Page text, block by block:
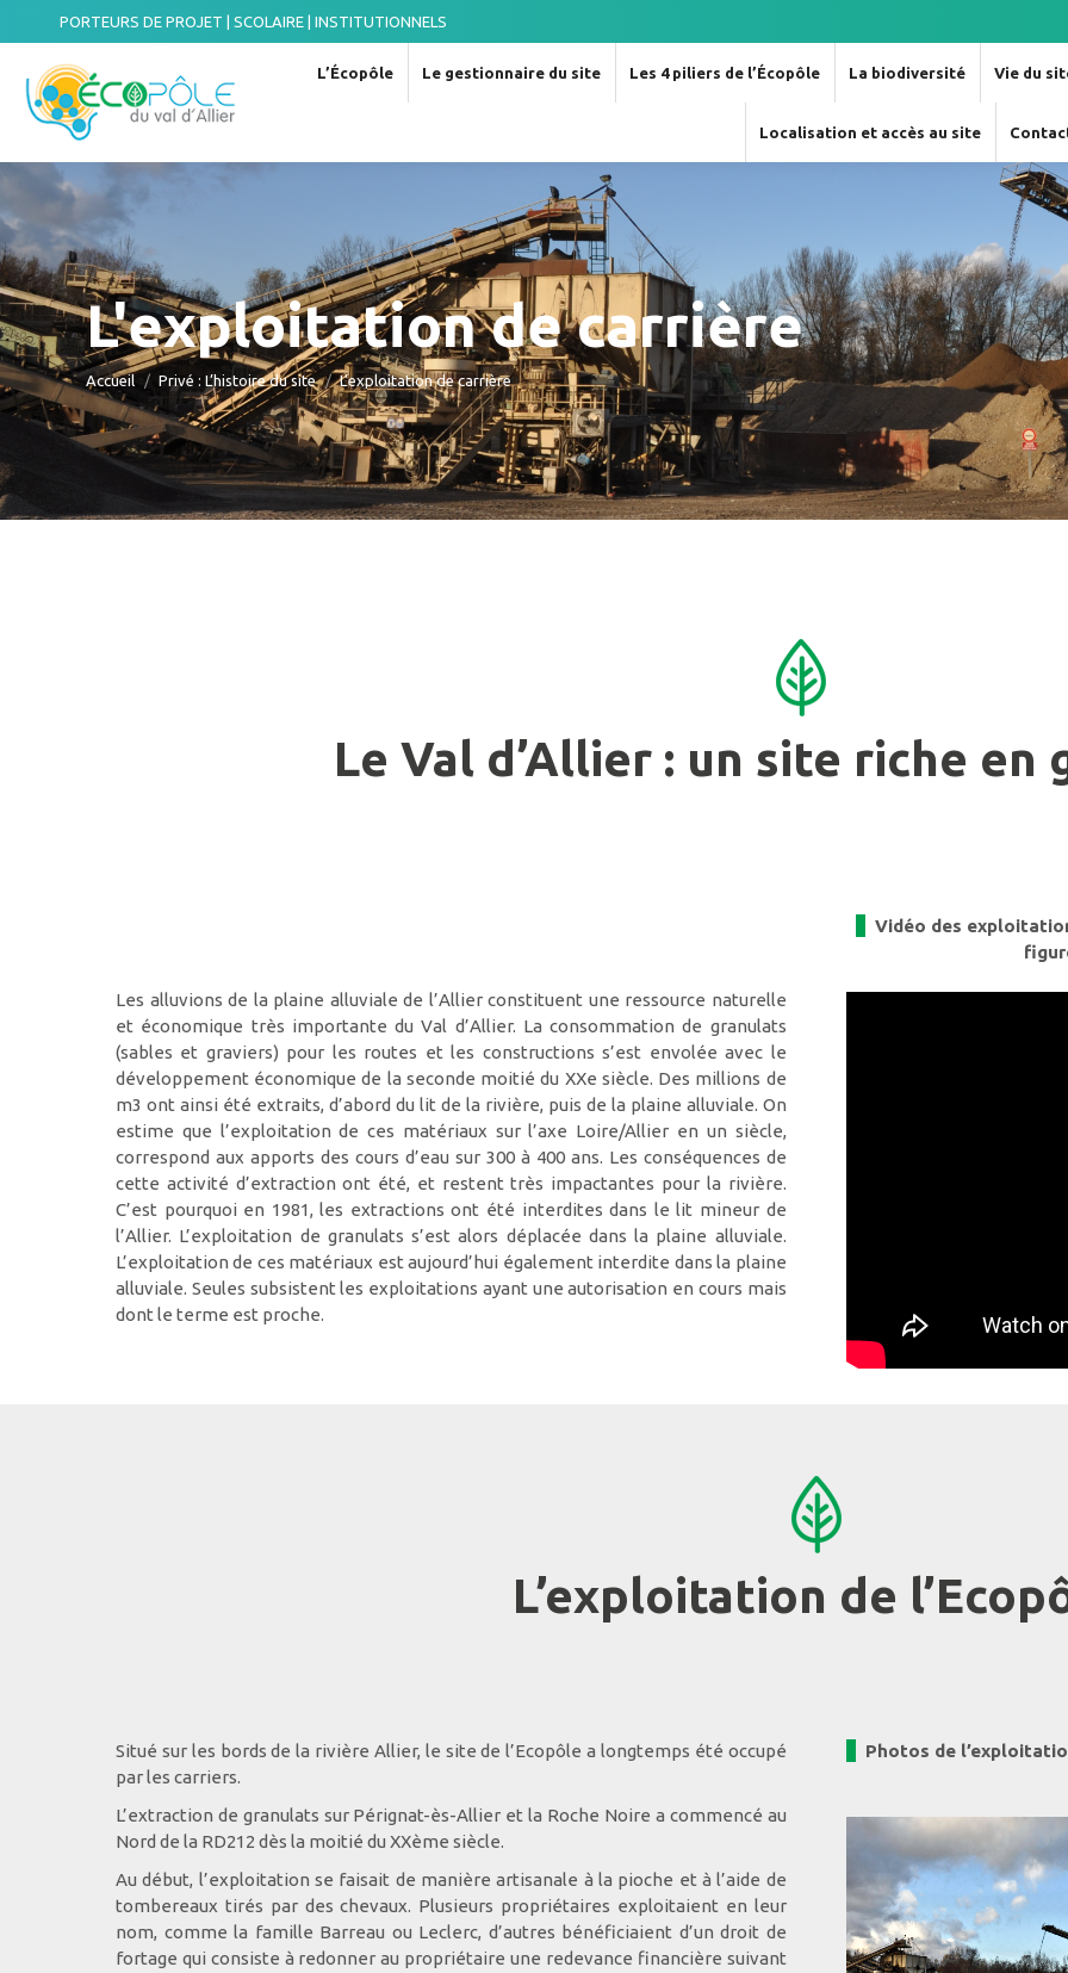
PORTEURS DE PROJET | SCOLAIRE | INSTITUTIONNELS
L’Écopôle Le gestionnaire du site Les 4 piliers de l’Écopôle La biodiversité Vie du
Localisation et accès au site
L'exploitation de carrière
Vous êtes ici :
Accueil Privé : L’histoire du site L’exploitation de carrière
Le Val d’Allier : un site riche en
Les alluvions de la plaine alluviale de l’Allier constituent une ressource naturelle
et économique très importante du Val d’Allier. La consommation de granulats
(sables et graviers) pour les routes et les constructions s’est envolée avec le
développement économique de la seconde moitié du XXe siècle. Des millions de
m3 ont ainsi été extraits, d’abord du lit de la rivière, puis de la plaine alluviale. On
estime que l’exploitation de ces matériaux sur l’axe Loire/Allier en un siècle,
correspond aux apports des cours d’eau sur 300 à 400 ans. Les conséquences de
cette activité d’extraction ont été, et restent très impactantes pour la rivière.
C’est pourquoi en 1981, les extractions ont été interdites dans le lit mineur de
l’Allier. L’exploitation de granulats s’est alors déplacée dans la plaine alluviale.
L’exploitation de ces matériaux est aujourd’hui également interdite dans la plaine
alluviale. Seules subsistent les exploitations ayant une autorisation en cours mais
dont le terme est proche.
Vidéo des
L’exploitation de
Situé sur les bords de la rivière Allier, le site de l’Ecopôle a longtemps été occupé
par les carriers.
L’extraction de granulats sur Pérignat-ès-Allier et la Roche Noire a commencé au
Nord de la RD212 dès la moitié du XXème siècle.
Au début, l’exploitation se faisait de manière artisanale à la pioche et à l’aide de
tombereaux tirés par des chevaux. Plusieurs propriétaires exploitaient en leur
nom, comme la famille Barreau ou Leclerc, d’autres bénéficiaient d’un droit de
fortage qui consiste à redonner au propriétaire une redevance financière suivant
Photos de